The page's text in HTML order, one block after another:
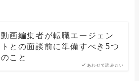
あわせて読みたい
動画編集者が転職エージェン
トとの面談前に準備すべき5つ
のこと